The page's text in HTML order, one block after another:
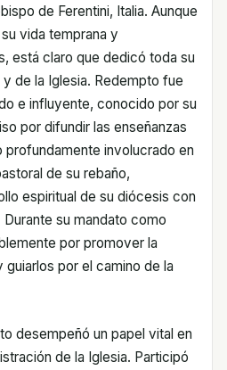
de Ferentini, Italia. Aunque
vida temprana y
está claro que dedicó toda su
de la Iglesia. Redempto fue
e influyente, conocido por su
por difundir las enseñanzas
profundamente involucrado en
de su rebaño,
espiritual de su diócesis con
su mandato como
por promover la
por el camino de la
desempeñó un papel vital en
de la Iglesia. Participó